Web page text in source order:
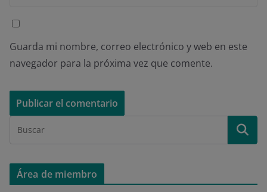
Guarda mi nombre, correo electrónico y web en este
navegador para la próxima vez que comente.
Área de miembro